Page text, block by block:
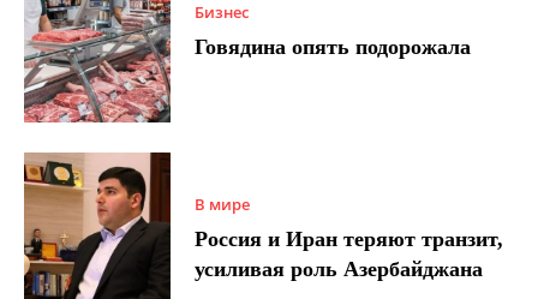
Бизнес
Говядина опять подорожала
В мире
Россия и Иран теряют транзит,
усиливая роль Азербайджана